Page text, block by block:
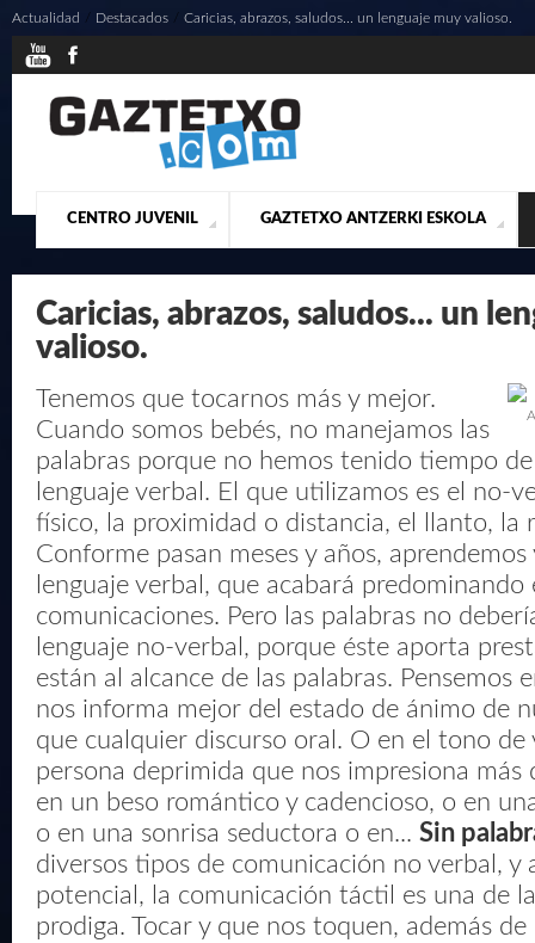
CENTRO JUVENIL
¿QUIENES SOMOS? ACTUALIDAD CONTACTO
GAZTETXO ANTZERKI ESKOLA
PRESENTACIÓN MUSICALES
Actualidad / Destacados Caricias, abrazos, saludos... un lenguaje muy valioso.
Caricias, abrazos, saludos... un
valioso.
Tenemos que tocarnos más y mejor.
Cuando somos bebés, no manejamos las
palabras porque no hemos tenido tiempo
lenguaje verbal. El que utilizamos es el no-
físico, la proximidad o distancia, el llanto, la
Conforme pasan meses y años, aprendemos
lenguaje verbal, que acabará predominando
comunicaciones. Pero las palabras no
lenguaje no-verbal, porque éste aporta
están al alcance de las palabras. Pensemos
nos informa mejor del estado de ánimo de
que cualquier discurso oral. O en el tono de
persona deprimida que nos impresiona más
en un beso romántico y cadencioso, o en
o en una sonrisa seductora o en... Sin
diversos tipos de comunicación no verbal, y
potencial, la comunicación táctil es una de
prodiga. Tocar y que nos toquen, además